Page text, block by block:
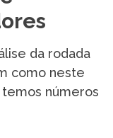
da rodada
como neste
números